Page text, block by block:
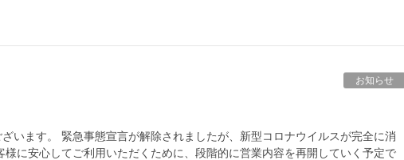
お知らせ
います。 緊急事態宣言が解除されましたが、新型コロナウイルスが完全に消
様に安心してご利用いただくために、段階的に営業内容を再開していく予定で